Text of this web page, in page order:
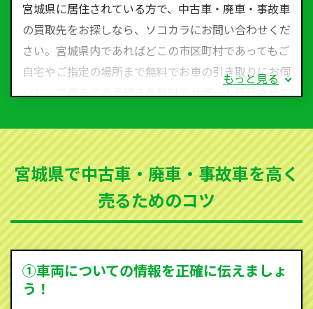
宮城県に居住されている方で、中古車・廃車・事故車
の買取先をお探しなら、ソコカラにお問い合わせくだ
さい。宮城県内であればどこの市区町村であってもご
自宅やご指定の場所まで無料でお車の引き取りにお伺
いし、廃車までの手続きを無料でサポート代行させて
など動かない車、水害車、不動車、乗らなくなってし
まった車、車検が切れて動かすことができない車でも
買取可能です。
ソコカラは世界１１０か国に独自の販売ネットワーク
を持ち、国内に自社物流網、自社ヤードをもっている
ため、中間マージンがかかりません。だから高価買取
を実現し、お客様に利益を還元することができるので
す。
もっと見る
宮城県で中古車・廃車・事故車を高く
売るためのコツ
①車両についての情報を正確に伝えましょ
う！